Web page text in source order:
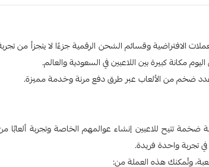
الافتراضية وقسائم الشحن الرقمية جزءًا لا يتجزأ من
مكانة كبيرة بين اللاعبين في السعودية والعالم.
ضخم من الألعاب عبر طرق دفع مرنة وخدمة مميزة.
تتيح للاعبين إنشاء عوالمهم الخاصة وتجربة ألعابًا
في تجربة واحدة فريدة.